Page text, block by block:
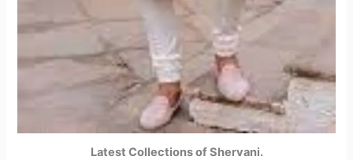
Latest Collections of Shervani.